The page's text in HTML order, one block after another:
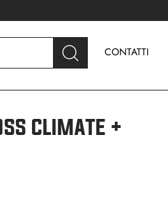
CONTATTI
CLIMATE +